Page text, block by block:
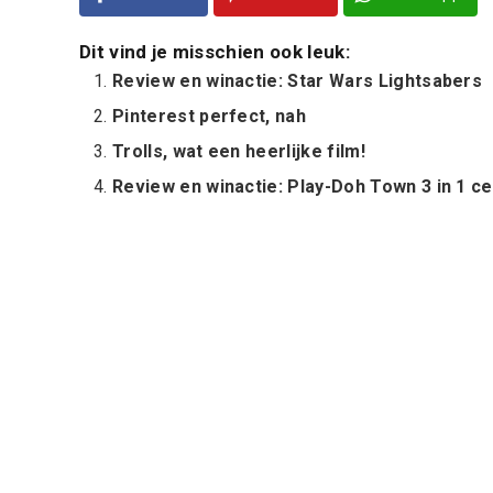
Dit vind je misschien ook leuk:
Review en winactie: Star Wars Lightsabers
Pinterest perfect, nah
Trolls, wat een heerlijke film!
Review en winactie: Play-Doh Town 3 in 1